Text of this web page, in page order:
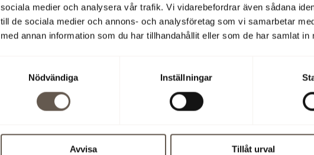
sociala medier och analysera vår trafik. Vi vidarebefordrar även sådana
till de sociala medier och annons- och analysföretag som vi samarbetar
med annan information som du har tillhandahållit eller som de har samlat in
Nödvändiga
Inställningar
Avvisa Tillåt urval